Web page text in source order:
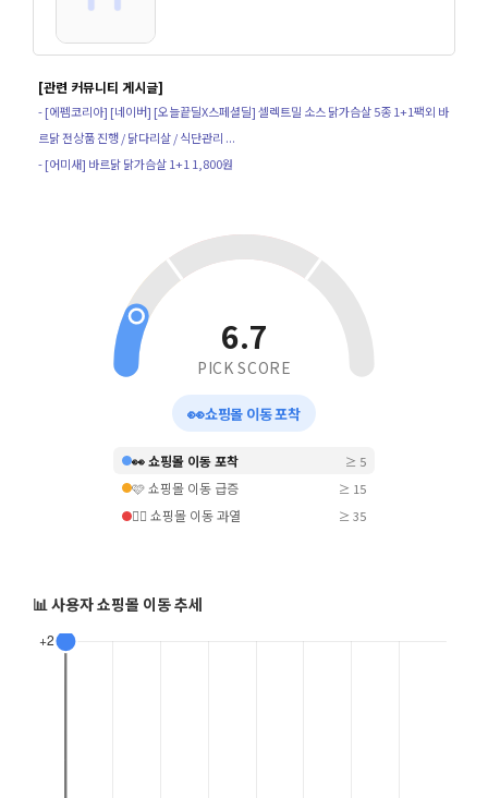
[관련 커뮤니티 게시글]
- [에펨코리아] [네이버] [오늘끝딜X스페셜딜] 셀렉트밀 소스 닭가슴살 5종 1+1팩외 바
르닭 전상품 진행 / 닭다리살 / 식단관리 ...
- [어미새] 바르닭 닭가슴살 1+1 1,800원
6.7
PICK SCORE
👀쇼핑몰 이동 포착
👀 쇼핑몰 이동 포착 ≥ 5
🩷 쇼핑몰 이동 급증 ≥ 15
❤️‍🔥 쇼핑몰 이동 과열 ≥ 35
📊 사용자 쇼핑몰 이동 추세